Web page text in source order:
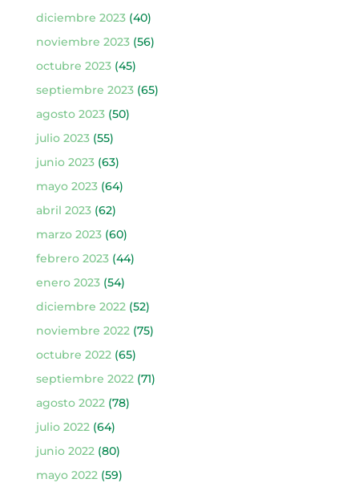
diciembre 2023(40)
noviembre 2023(56)
octubre 2023(45)
septiembre 2023(65)
agosto 2023(50)
julio 2023(55)
junio 2023(63)
mayo 2023(64)
abril 2023(62)
marzo 2023(60)
febrero 2023(44)
enero 2023(54)
diciembre 2022(52)
noviembre 2022(75)
octubre 2022(65)
septiembre 2022(71)
agosto 2022(78)
julio 2022(64)
junio 2022(80)
mayo 2022(59)